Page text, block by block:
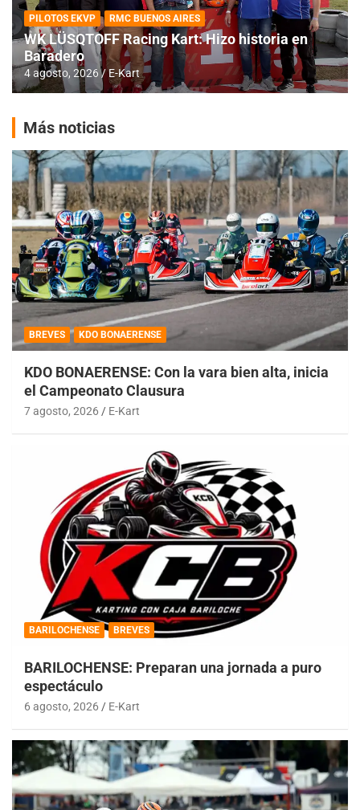
PILOTOS EKVP RMC BUENOS AIRES
WK LÜSQTOFF Racing Kart: Hizo historia en
Baradero
4 agosto, 2026 E-Kart
Más noticias
BREVES KDO BONAERENSE
KDO BONAERENSE: Con la vara bien alta, inicia
el Campeonato Clausura
7 agosto, 2026 E-Kart
BARILOCHENSE BREVES
BARILOCHENSE: Preparan una jornada a puro
espectáculo
6 agosto, 2026 E-Kart